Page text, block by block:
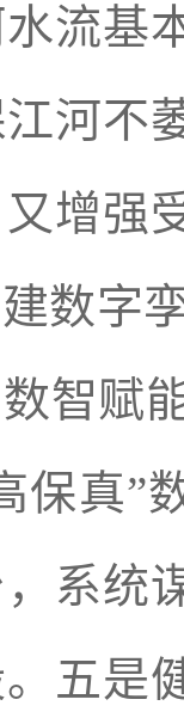
流基
河不
增强
数字
智赋
保真”
系统
五是